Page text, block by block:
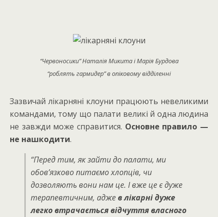
“Червоносики” Наталія Микита і Марія Бурдова
“роблять гармидер” в опіковому відділенні
Зазвичай лікарняні клоуни працюють невеликими
командами, тому що палати великі й одна людина
не завжди може справитися. Основне правило —
не нашкодити.
“Перед тим, як зайти до палати, ми
обов’язково питаємо хлопців, чи
дозволяють вони нам це. І вже це є дуже
терапевтичним, аджев лікарні дуже
легко втрачається відчуття власного